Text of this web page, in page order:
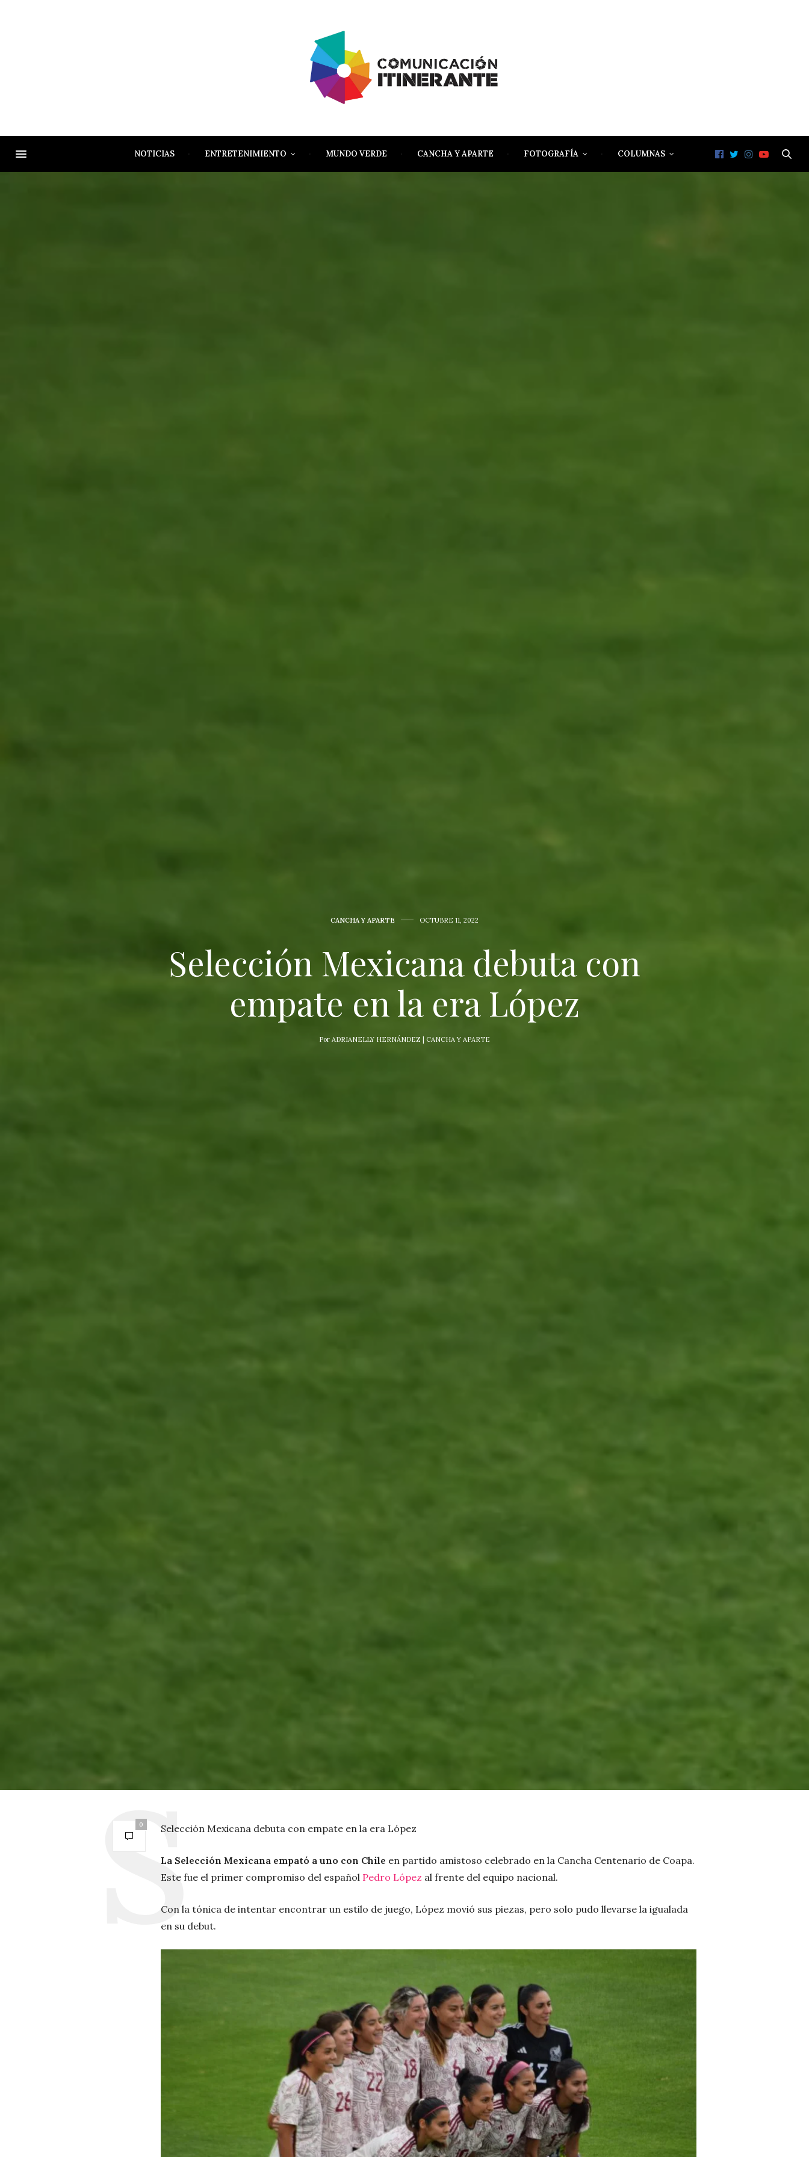
NOTICIAS ENTRETENIMIENTO MUNDO VERDE CANCHA Y APARTE FOTOGRAFÍA COLUMNAS
CANCHA Y APARTE OCTUBRE 11, 2022
Selección Mexicana debuta con
empate en la era López
Por ADRIANELLY HERNÁNDEZ | CANCHA Y APARTE
0 Selección Mexicana debuta con empate en la era López
La Selección Mexicana empató a uno con Chile en partido amistoso celebrado en la Cancha Centenario de Coapa.
Este fue el primer compromiso del español Pedro López al frente del equipo nacional.
Con la tónica de intentar encontrar un estilo de juego, López movió sus piezas, pero solo pudo llevarse la igualada
en su debut.